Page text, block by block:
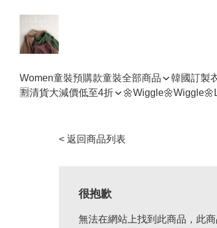
Women童裝預購款童裝全部商品 韓國訂製
🈹清貨大減價低至4折
🌼Wiggle🌼Wiggle🌼
< 返回商品列表
很抱歉
無法在網站上找到此商品，此